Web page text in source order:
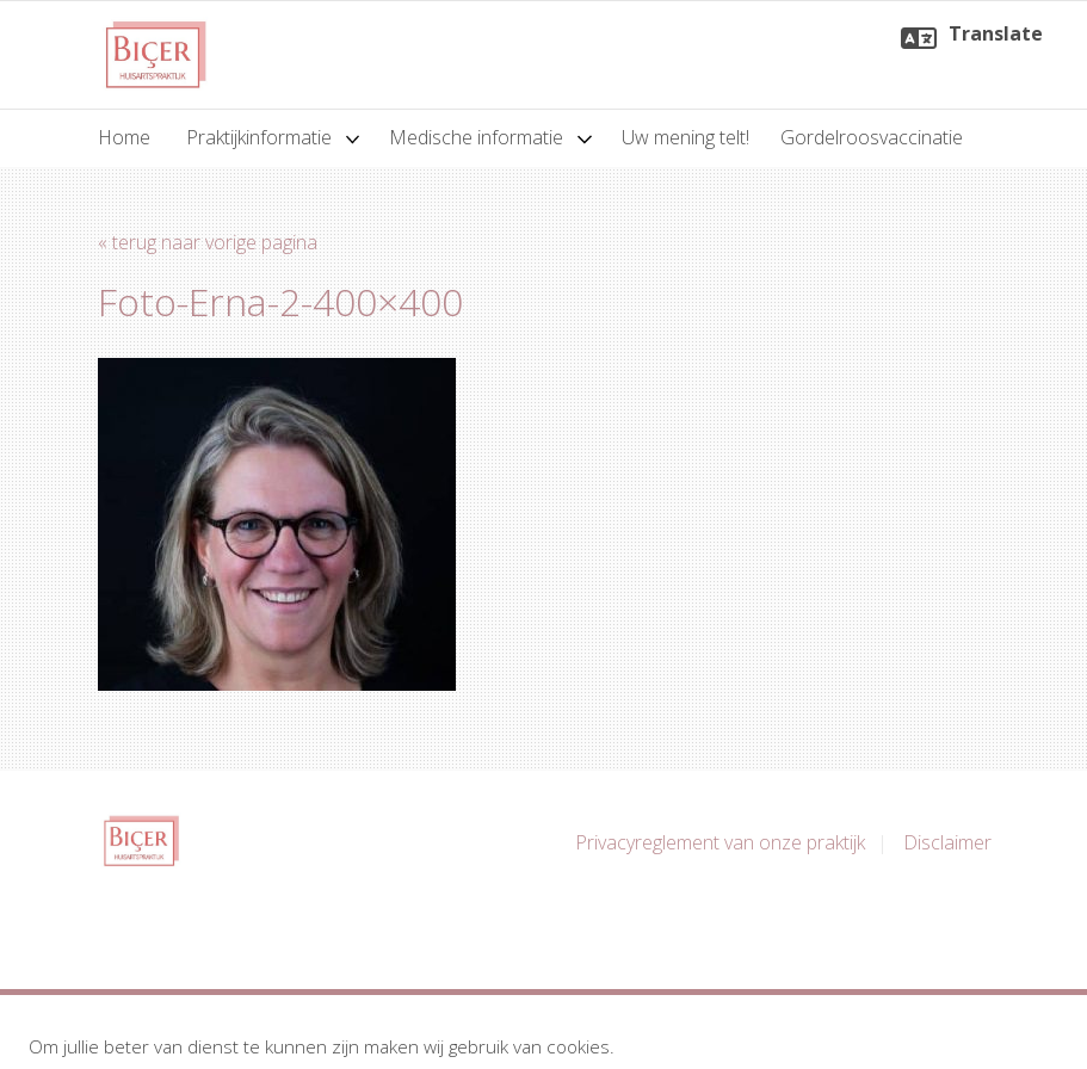
Translate
Home Praktijkinformatie Medische informatie Uw mening telt! Gordelroosvaccinatie
« terug naar vorige pagina
Foto-Erna-2-400×400
Privacyreglement van onze praktijk Disclaimer
Om jullie beter van dienst te kunnen zijn maken wij gebruik van cookies.